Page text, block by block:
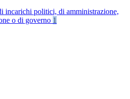
incarichi politici, di amministrazione,
o di governo 1